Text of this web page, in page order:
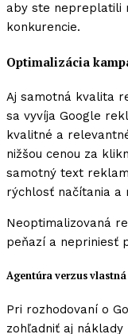
aby ste nepreplatili
konkurencie.
Optimalizácia
Aj samotná kvalita
sa vyvíja Google
kvalitné a
nižšou cenou za
samotný text
rýchlosť načítania a
Neoptimalizovaná
peňazí a nepriniesť
Agentúra verzus
Pri rozhodovaní o
zohľadniť aj náklady